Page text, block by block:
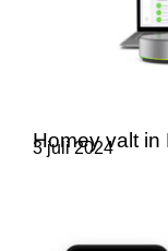
Homey valt
3 juli 2024